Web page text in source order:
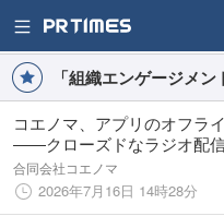
「組織エンゲージメ
コエノマ、アプリのオフラ
――クローズドなラジオ配
継続
合同会社コエノマ
2026年7月16日 14時28分